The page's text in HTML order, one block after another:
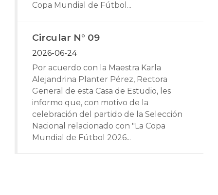
Copa Mundial de Fútbol...
Circular N° 09
2026-06-24
Por acuerdo con la Maestra Karla
Alejandrina Planter Pérez, Rectora
General de esta Casa de Estudio, les
informo que, con motivo de la
celebración del partido de la Selección
Nacional relacionado con "La Copa
Mundial de Fútbol 2026...